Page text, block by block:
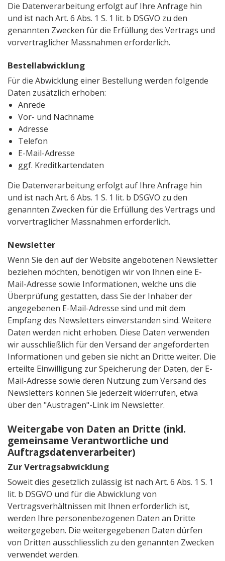
Die Datenverarbeitung erfolgt auf Ihre Anfrage hin
und ist nach Art. 6 Abs. 1 S. 1 lit. b DSGVO zu den
genannten Zwecken für die Erfüllung des Vertrags und
vorvertraglicher Massnahmen erforderlich.
Bestellabwicklung
Für die Abwicklung einer Bestellung werden folgende
Daten zusätzlich erhoben:
Anrede
Vor- und Nachname
Adresse
Telefon
E-Mail-Adresse
ggf. Kreditkartendaten
Die Datenverarbeitung erfolgt auf Ihre Anfrage hin
und ist nach Art. 6 Abs. 1 S. 1 lit. b DSGVO zu den
genannten Zwecken für die Erfüllung des Vertrags und
vorvertraglicher Massnahmen erforderlich.
Newsletter
Wenn Sie den auf der Website angebotenen Newsletter
beziehen möchten, benötigen wir von Ihnen eine E-
Mail-Adresse sowie Informationen, welche uns die
Überprüfung gestatten, dass Sie der Inhaber der
angegebenen E-Mail-Adresse sind und mit dem
Empfang des Newsletters einverstanden sind. Weitere
Daten werden nicht erhoben. Diese Daten verwenden
wir ausschließlich für den Versand der angeforderten
Informationen und geben sie nicht an Dritte weiter. Die
erteilte Einwilligung zur Speicherung der Daten, der E-
Mail-Adresse sowie deren Nutzung zum Versand des
Newsletters können Sie jederzeit widerrufen, etwa
über den "Austragen"-Link im Newsletter.
Weitergabe von Daten an Dritte (inkl.
gemeinsame Verantwortliche und
Auftragsdatenverarbeiter)
Zur Vertragsabwicklung
Soweit dies gesetzlich zulässig ist nach Art. 6 Abs. 1 S. 1
lit. b DSGVO und für die Abwicklung von
Vertragsverhältnissen mit Ihnen erforderlich ist,
werden Ihre personenbezogenen Daten an Dritte
weitergegeben. Die weitergegebenen Daten dürfen
von Dritten ausschliesslich zu den genannten Zwecken
verwendet werden.